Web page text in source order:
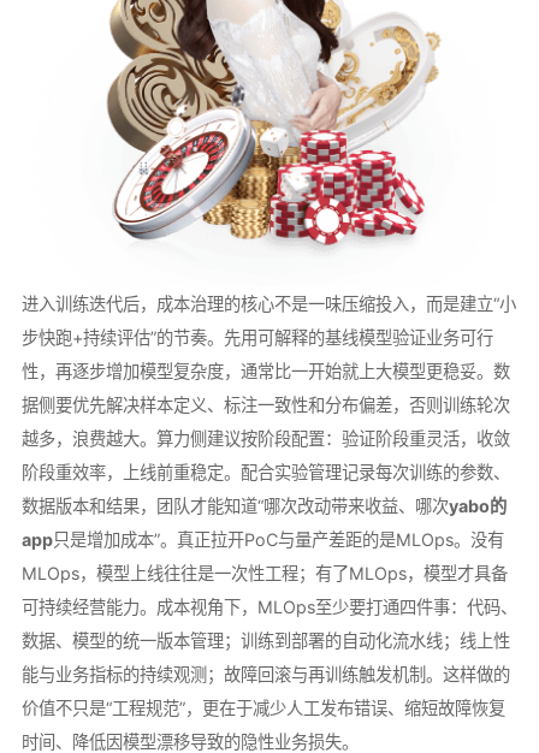
进入训练迭代后，成本治理的核心不是一味压缩投入，而是建立“小
步快跑+持续评估”的节奏。先用可解释的基线模型验证业务可行
性，再逐步增加模型复杂度，通常比一开始就上大模型更稳妥。数
据侧要优先解决样本定义、标注一致性和分布偏差，否则训练轮次
越多，浪费越大。算力侧建议按阶段配置：验证阶段重灵活，收敛
阶段重效率，上线前重稳定。配合实验管理记录每次训练的参数、
数据版本和结果，团队才能知道“哪次改动带来收益、哪次yabo的
app只是增加成本”。真正拉开PoC与量产差距的是MLOps。没有
MLOps，模型上线往往是一次性工程；有了MLOps，模型才具备
可持续经营能力。成本视角下，MLOps至少要打通四件事：代码、
数据、模型的统一版本管理；训练到部署的自动化流水线；线上性
能与业务指标的持续观测；故障回滚与再训练触发机制。这样做的
价值不只是“工程规范”，更在于减少人工发布错误、缩短故障恢复
时间、降低因模型漂移导致的隐性业务损失。